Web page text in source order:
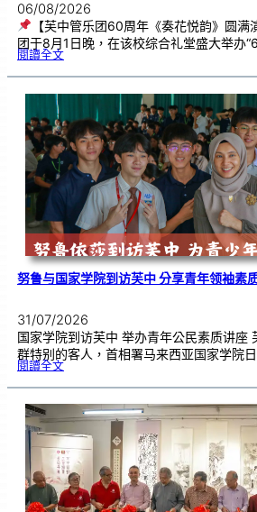
06/08/2026
【芙中管乐团60周年《奏花悦韵》圆
团于8月1日晚，在该校综合礼堂盛大举办
閱讀全文:芙
管
乐
6
0
《
奏
花
悦
韵
》
圆
满
演
出
努鲁与国家学院到访芙中 分享青年领袖素
31/07/2026
国家学院到访芙中 举办青年公民素质讲座
群特别的客人，首相署马来西亚国家学院
閱讀全文:努
国
学
院
到
访
中
分
享
青
年
领
袖
素
质
讲
座